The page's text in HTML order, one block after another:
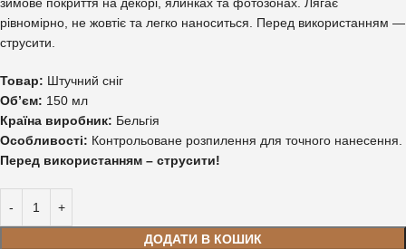
рівномірно, не жовтіє та легко наноситься. Перед використанням —
струсити.
Товар: Штучний сніг
Об’єм: 150 мл
Країна виробник: Бельгія
Особливості: Контрольоване розпилення для точного нанесення.
Перед використанням – струсити!
ДОДАТИ В КОШИК